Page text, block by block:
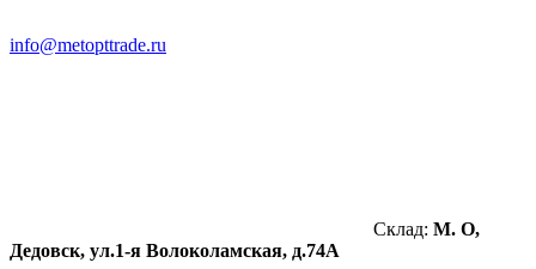
info@metopttrade.ru
Склад: М. О,
Дедовск, ул.1-я Волоколамская, д.74А